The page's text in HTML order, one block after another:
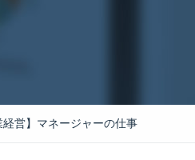
経営】マネージャーの仕事